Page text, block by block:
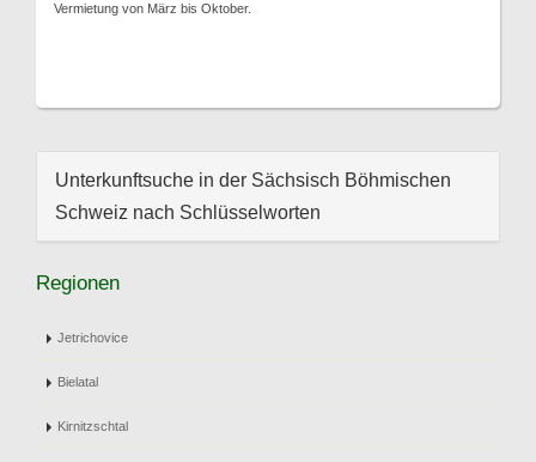
Vermietung von März bis Oktober.
Unterkunftsuche in der Sächsisch Böhmischen
Schweiz nach Schlüsselworten
Regionen
Jetrichovice
Bielatal
Kirnitzschtal